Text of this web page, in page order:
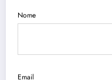
Nome
Email